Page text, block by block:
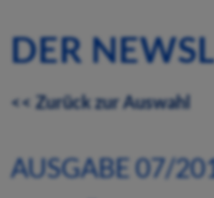
DER
<< Zurück zur Auswahl
AUSGABE 07/